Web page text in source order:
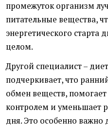
промежуток организм
питательные вещества,
энергетического старта
целом.
Другой специалист –
подчеркивает, что
обмен веществ,
контролем и уменьшает
дня. Это особенно важно